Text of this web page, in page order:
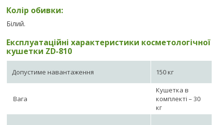
Колір обивки:
Білий.
Експлуатаційні характеристики косметологічної
кушетки ZD-810
Допустиме навантаження 150 кг
Вага
Кушетка в
комплекті – 30
кг